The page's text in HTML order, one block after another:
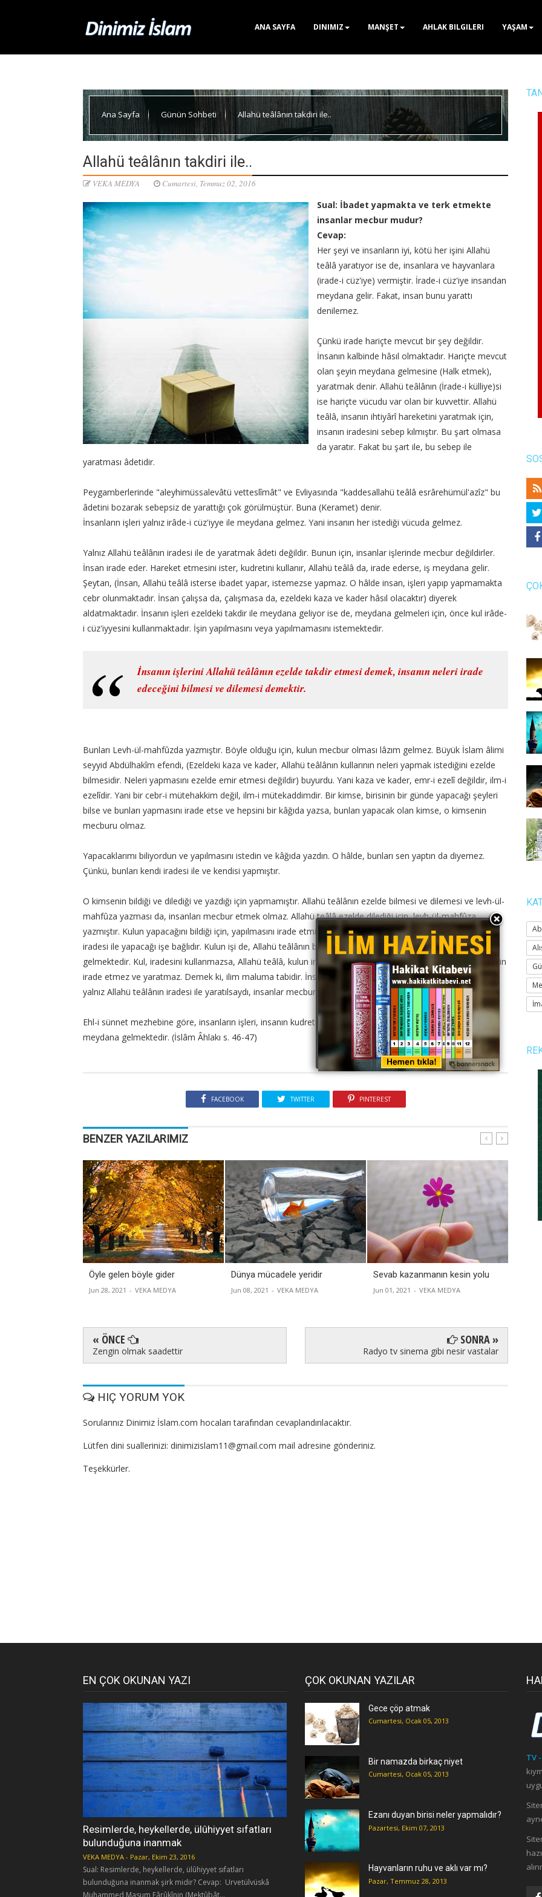
ANA SAYFA DINIMIZ MANŞET AHLAK BILGILERI YAŞAM
Ana Sayfa Günün Sohbeti Allahü teâlânın takdiri ile..
Allahü teâlânın takdiri ile..
VEKA MEDYA Cumartesi, Temmuz 02, 2016
Sual: İbadet yapmakta ve terk etmekte
insanlar mecbur mudur?
Cevap:
Her şeyi ve insanların iyi, kötü her işini Allahü
teâlâ yaratıyor ise de, insanlara ve hayvanlara
(irade-i cüz'iye) vermiştir. İrade-i cüz'iye insandan
meydana gelir. Fakat, insan bunu yarattı
denilemez.
Çünkü irade hariçte mevcut bir şey değildir.
İnsanın kalbinde hâsıl olmaktadır. Hariçte mevcut
olan şeyin meydana gelmesine (Halk etmek),
yaratmak denir. Allahü teâlânın (İrade-i külliye)si
ise hariçte vücudu var olan bir kuvvettir. Allahü
teâlâ, insanın ihtiyârî hareketini yaratmak için,
insanın iradesini sebep kılmıştır. Bu şart olmasa
da yaratır. Fakat bu şart ile, bu sebep ile
yaratması âdetidir.
Peygamberlerinde "aleyhimüssalevâtü vetteslîmât" ve Evliyasında "kaddesallahü teâlâ esrârehümül'azîz" bu
âdetini bozarak sebepsiz de yarattığı çok görülmüştür. Buna (Keramet) denir.
İnsanların işleri yalnız irâde-i cüz'iyye ile meydana gelmez. Yani insanın her istediği vücuda gelmez.
Yalnız Allahü teâlânın iradesi ile de yaratmak âdeti değildir. Bunun için, insanlar işlerinde mecbur değildirler.
İnsan irade eder. Hareket etmesini ister, kudretini kullanır, Allahü teâlâ da, irade ederse, iş meydana gelir.
Şeytan, (İnsan, Allahü teâlâ isterse ibadet yapar, istemezse yapmaz. O hâlde insan, işleri yapıp yapmamakta
cebr olunmaktadır. İnsan çalışsa da, çalışmasa da, ezeldeki kaza ve kader hâsıl olacaktır) diyerek
aldatmaktadır. İnsanın işleri ezeldeki takdir ile meydana geliyor ise de, meydana gelmeleri için, önce kul irâde-
i cüz'iyyesini kullanmaktadır. İşin yapılmasını veya yapılmamasını istemektedir.
İnsanın işlerini Allahü teâlânın ezelde takdir etmesi demek, insanın neleri irade
edeceğini bilmesi ve dilemesi demektir.
Bunları Levh-ül-mahfûzda yazmıştır. Böyle olduğu için, kulun mecbur olması lâzım gelmez. Büyük İslam âlimi
seyyid Abdülhakîm efendi, (Ezeldeki kaza ve kader, Allahü teâlânın kullarının neleri yapmak istediğini ezelde
bilmesidir. Neleri yapmasını ezelde emir etmesi değildir) buyurdu. Yani kaza ve kader, emr-i ezelî değildir, ilm-i
ezelîdir. Yani bir cebr-i mütehakkim değil, ilm-i mütekaddimdir. Bir kimse, birisinin bir günde yapacağı şeyleri
bilse ve bunları yapmasını irade etse ve hepsini bir kâğıda yazsa, bunları yapacak olan kimse, o kimsenin
mecburu olmaz.
Yapacaklarımı biliyordun ve yapılmasını istedin ve kâğıda yazdın. O hâlde, bunları sen yaptın da diyemez.
Çünkü, bunları kendi iradesi ile ve kendisi yapmıştır.
O kimsenin bildiği ve dilediği ve yazdığı için yapmamıştır. Allahü teâlânın ezelde bilmesi ve dilemesi ve levh-ül-
mahfûza yazması da, insanları mecbur etmek olmaz. Allahü teâlâ ezelde dilediği için, levh-ül-mahfûza
yazmıştır. Kulun yapacağını bildiği için, yapılmasını irade etmiştir. Allahü teâlânın ezeldeki bilgisi, kulun kendi
iradesi ile yapacağı işe bağlıdır. Kulun işi de, Allahü teâlânın bu ilmi ve iradesi ile ve yaratması ile meydana
gelmektedir. Kul, iradesini kullanmazsa, Allahü teâlâ, kulun iradesini kullanmayacağını ezelde bilir ve bildiği için
irade etmez ve yaratmaz. Demek ki, ilim maluma tabidir. İnsanların iradesi olmasaydı da, insanların işleri
yalnız Allahü teâlânın iradesi ile yaratılsaydı, insanlar mecburdur denilirdi.
Ehl-i sünnet mezhebine göre, insanların işleri, insanın kudreti ile Allahü teâlânın kudretinin birlikte tesiri ile
meydana gelmektedir. (İslâm Âhlakı s. 46-47)
FACEBOOK TWITTER PINTEREST
BENZER YAZILARIMIZ
Öyle gelen böyle gider
Jun 28, 2021 - VEKA MEDYA
Dünya mücadele yeridir
Jun 08, 2021 - VEKA MEDYA
Sevab kazanmanın kesin yolu
Jun 01, 2021 - VEKA MEDYA
« ÖNCE
Zengin olmak saadettir
SONRA »
Radyo tv sinema gibi nesir vastalar
HIÇ YORUM YOK
Sorularınız Dinimiz İslam.com hocaları tarafından cevaplandırılacaktır.
Lütfen dini suallerinizi: dinimizislam11@gmail.com mail adresine gönderiniz.
Teşekkürler.
EN ÇOK OKUNAN YAZI
Resimlerde, heykellerde, ülûhiyyet sıfatları
bulunduğuna inanmak
VEKA MEDYA - Pazar, Ekim 23, 2016
Sual: Resimlerde, heykellerde, ülûhiyyet sıfatları
bulunduğuna inanmak şirk midir? Cevap: Urvetülvüskâ
Muhammed Masum Fârûkînin (Mektûbât...
ÇOK OKUNAN YAZILAR
Gece çöp atmak
Cumartesi, Ocak 05, 2013
Bir namazda birkaç niyet
Cumartesi, Ocak 05, 2013
Ezanı duyan birisi neler yapmalıdır?
Pazartesi, Ekim 07, 2013
Hayvanların ruhu ve aklı var mı?
Pazar, Temmuz 28, 2013
TV